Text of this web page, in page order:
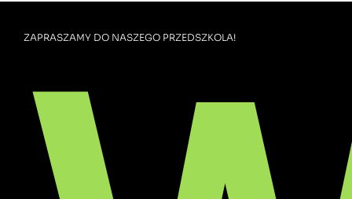
ZAPRASZAMY DO NASZEGO PRZEDSZKOLA!